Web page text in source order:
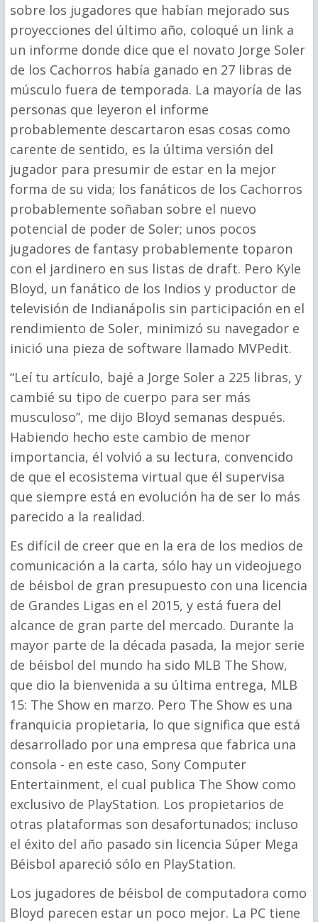
sobre los jugadores que habían mejorado sus
proyecciones del último año, coloqué un link a
un informe donde dice que el novato Jorge Soler
de los Cachorros había ganado en 27 libras de
músculo fuera de temporada. La mayoría de las
personas que leyeron el informe
probablemente descartaron esas cosas como
carente de sentido, es la última versión del
jugador para presumir de estar en la mejor
forma de su vida; los fanáticos de los Cachorros
probablemente soñaban sobre el nuevo
potencial de poder de Soler; unos pocos
jugadores de fantasy probablemente toparon
con el jardinero en sus listas de draft. Pero Kyle
Bloyd, un fanático de los Indios y productor de
televisión de Indianápolis sin participación en el
rendimiento de Soler, minimizó su navegador e
inició una pieza de software llamado MVPedit.
“Leí tu artículo, bajé a Jorge Soler a 225 libras, y
cambié su tipo de cuerpo para ser más
musculoso”, me dijo Bloyd semanas después.
Habiendo hecho este cambio de menor
importancia, él volvió a su lectura, convencido
de que el ecosistema virtual que él supervisa
que siempre está en evolución ha de ser lo más
parecido a la realidad.
Es difícil de creer que en la era de los medios de
comunicación a la carta, sólo hay un videojuego
de béisbol de gran presupuesto con una licencia
de Grandes Ligas en el 2015, y está fuera del
alcance de gran parte del mercado. Durante la
mayor parte de la década pasada, la mejor serie
de béisbol del mundo ha sido MLB The Show,
que dio la bienvenida a su última entrega, MLB
15: The Show en marzo. Pero The Show es una
franquicia propietaria, lo que significa que está
desarrollado por una empresa que fabrica una
consola - en este caso, Sony Computer
Entertainment, el cual publica The Show como
exclusivo de PlayStation. Los propietarios de
otras plataformas son desafortunados; incluso
el éxito del año pasado sin licencia Súper Mega
Béisbol apareció sólo en PlayStation.
Los jugadores de béisbol de computadora como
Bloyd parecen estar un poco mejor. La PC tiene